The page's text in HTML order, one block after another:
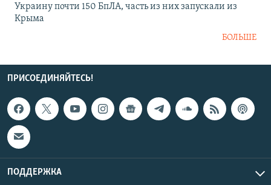
Украину почти 150 БпЛА, часть из них запускали из
Крыма
БОЛЬШЕ
ПРИСОЕДИНЯЙТЕСЬ!
ПОДДЕРЖКА